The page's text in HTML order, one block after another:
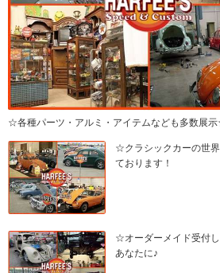
☆各種パーツ・アルミ・アイテムなども多数展
☆クラシックカーの世
ております！
☆オーダーメイド受付
あなたに♪